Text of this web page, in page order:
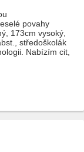
povahy
173cm vysoký,
středoškolák
Nabízím cit,